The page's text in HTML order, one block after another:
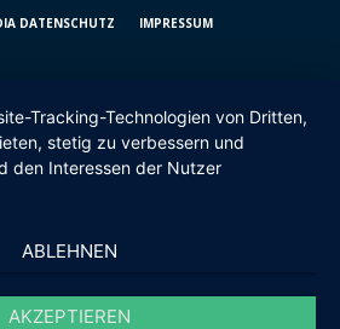
DATENSCHUTZ IMPRESSUM
Tracking-Technologien von Dritten,
stetig zu verbessern und
den Interessen der Nutzer
ABLEHNEN
AKZEPTIEREN